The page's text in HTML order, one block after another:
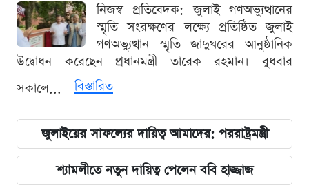
নিজস্ব প্রতিবেদক: জুলাই গণঅভ্যুত্থানের
স্মৃতি সংরক্ষণের লক্ষ্যে প্রতিষ্ঠিত জুলাই
গণঅভ্যুত্থান স্মৃতি জাদুঘরের আনুষ্ঠানিক
উদ্বোধন করেছেন প্রধানমন্ত্রী তারেক রহমান। বুধবার
সকালে...
বিস্তারিত
জুলাইয়ের সাফল্যের দায়িত্ব আমাদের: পররাষ্ট্রমন্ত্রী
শ্যামলীতে নতুন দায়িত্ব পেলেন ববি হাজ্জাজ